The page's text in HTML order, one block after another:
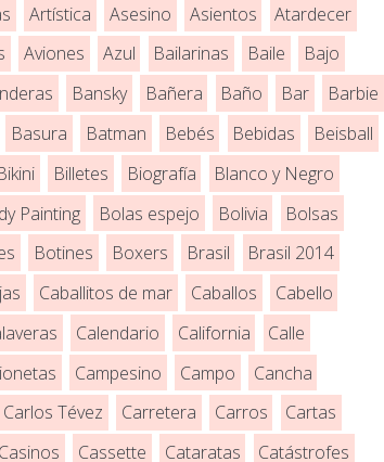
Artística Asesino Asientos
Atardecer
Aviones Azul Bailarinas Baile
Bajo
Bansky Bañera Baño Bar
Barbie
Basura Batman Bebés Bebidas
Beisball
Billetes Biografía
Blanco y Negro
Painting Bolas espejo Bolivia
Bolsas
Botines Boxers Brasil
Brasil 2014
Caballitos de mar Caballos
Cabello
Calendario California
Calle
Campesino Campo
Cancha
Carlos Tévez Carretera Carros
Cartas
Casinos Cassette Cataratas Catástrofes